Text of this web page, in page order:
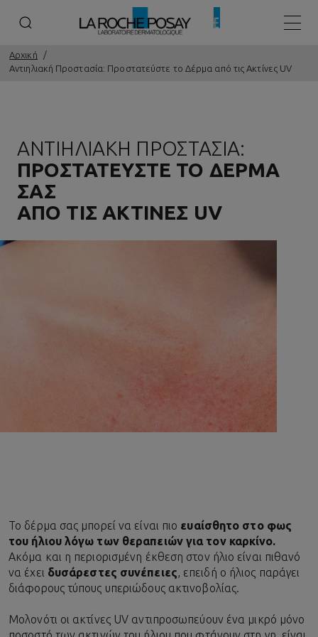
Αρχική
Αντιηλιακή Προστασία: Προστατεύστε το Δέρμα από τις Ακτίνες UV
ΑΝΤΙΗΛΙΑΚΉ ΠΡΟΣΤΑΣΊΑ:
ΠΡΟΣΤΑΤΕΎΣΤΕ ΤΟ ΔΈΡΜΑ
ΣΑΣ
ΑΠΌ ΤΙΣ ΑΚΤΊΝΕΣ UV
Το δέρμα σας μπορεί να είναι πιο ευαίσθητο στο φως
του ήλιου λόγω των θεραπειών για τον καρκίνο.
Ακόμα και η περιορισμένη έκθεση στον ήλιο είναι πιθανό
να έχει δυσάρεστες συνέπειες, επειδή ο ήλιος παράγει
διάφορους τύπους υπεριώδους ακτινοβολίας.
Μολονότι οι ακτίνες UV αντιπροσωπεύουν ένα μικρό μόνο